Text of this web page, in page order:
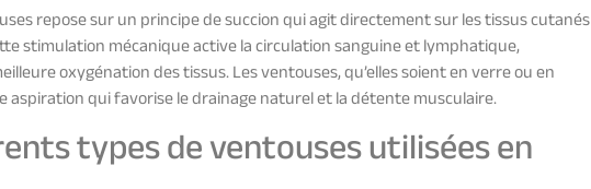
repose sur un principe de succion qui agit directement sur les tissus cutanés
stimulation mécanique active la circulation sanguine et lymphatique,
oxygénation des tissus. Les ventouses, qu’elles soient en verre ou en
aspiration qui favorise le drainage naturel et la détente musculaire.
types de ventouses utilisées en